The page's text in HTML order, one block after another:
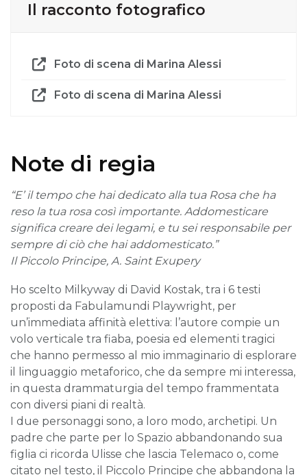
Il racconto fotografico
Foto di scena di Marina Alessi
Foto di scena di Marina Alessi
Note di regia
“E’ il tempo che hai dedicato alla tua Rosa che ha
reso la tua rosa così importante. Addomesticare
significa creare dei legami, e tu sei responsabile per
sempre di ciò che hai addomesticato.”
Il Piccolo Principe, A. Saint Exupery
Ho scelto Milkyway di David Kostak, tra i 6 testi
proposti da Fabulamundi Playwright, per
un’immediata affinità elettiva: l’autore compie un
volo verticale tra fiaba, poesia ed elementi tragici
che hanno permesso al mio immaginario di esplorare
il linguaggio metaforico, che da sempre mi interessa,
in questa drammaturgia del tempo frammentata
con diversi piani di realtà.
I due personaggi sono, a loro modo, archetipi. Un
padre che parte per lo Spazio abbandonando sua
figlia ci ricorda Ulisse che lascia Telemaco o, come
citato nel testo, il Piccolo Principe che abbandona la